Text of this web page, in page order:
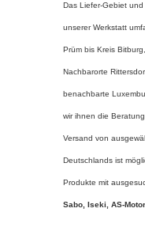
Das Liefer-Gebiet
unserer Werkstatt
Prüm bis Kreis
Nachbarorte
benachbarte
wir ihnen die
Versand von
Deutschlands ist
Produkte mit
Sabo, Iseki, AS-